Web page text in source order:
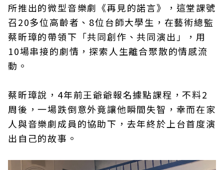
所推出的微型音樂劇《再見的諾言》，這堂課號
召20多位高齡者、8位台師大學生，在藝術總監
蔡昕璋的帶領下「共同創作、共同演出」，用
10場串接的劇情，探索人生離合聚散的情感流
動。
蔡昕璋說，4年前王爺爺報名據點課程，不料2
周後，一場跌倒意外竟讓他瞬間失智，幸而在家
人與音樂劇成員的協助下，去年終於上台首度演
出自己的故事。